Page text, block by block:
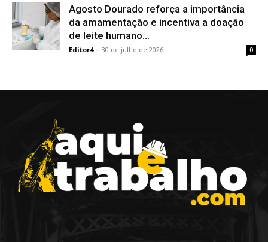
Agosto Dourado reforça a importância
da amamentação e incentiva a doação
de leite humano...
Editor4 - 30 de julho de 2026 0